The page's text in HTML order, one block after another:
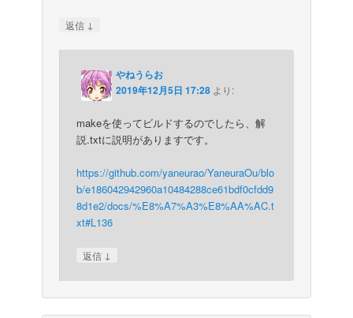
返信 ↓
やねうらお
2019年12月5日 17:28 より:
makeを使ってビルドするのでしたら、解
説.txtに説明がありますです。
https://github.com/yaneurao/YaneuraOu/blo
b/e186042942960a10484288ce61bdf0cfdd9
8d1e2/docs/%E8%A7%A3%E8%AA%AC.t
xt#L136
返信 ↓